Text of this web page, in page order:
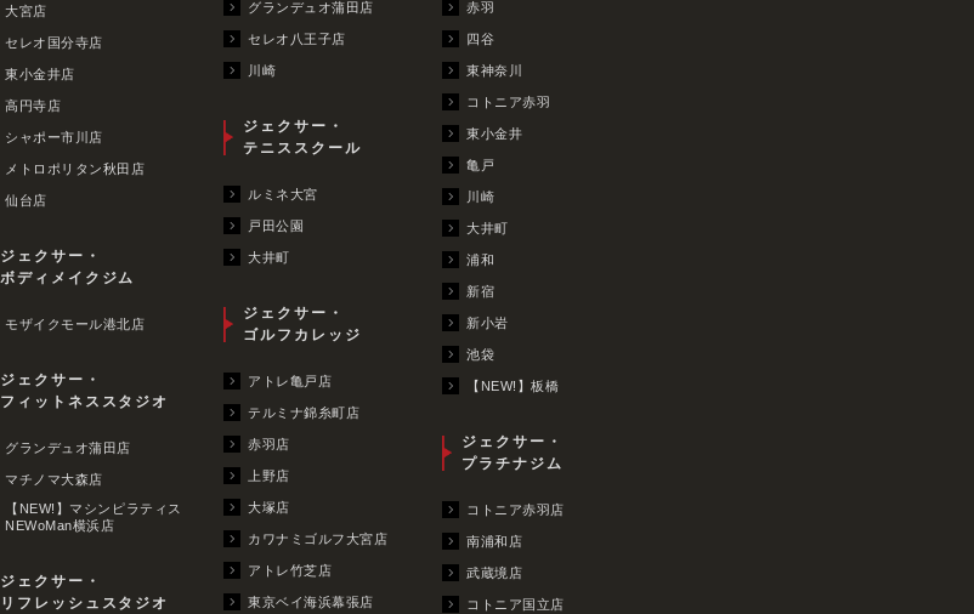
大宮店
セレオ国分寺店
東小金井店
高円寺店
シャポー市川店
メトロポリタン秋田店
仙台店
ジェクサー・
ボディメイクジム
モザイクモール港北店
ジェクサー・
フィットネススタジオ
グランデュオ蒲田店
マチノマ大森店
【NEW!】マシンピラティス
NEWoMan横浜店
ジェクサー・
リフレッシュスタジオ
グランデュオ蒲田店
セレオ八王子店
川崎
ジェクサー・
テニススクール
ルミネ大宮
戸田公園
大井町
ジェクサー・
ゴルフカレッジ
アトレ亀戸店
テルミナ錦糸町店
赤羽店
上野店
大塚店
カワナミゴルフ大宮店
アトレ竹芝店
東京ベイ海浜幕張店
赤羽
四谷
東神奈川
コトニア赤羽
東小金井
亀戸
川崎
大井町
浦和
新宿
新小岩
池袋
【NEW!】板橋
ジェクサー・
プラチナジム
コトニア赤羽店
南浦和店
武蔵境店
コトニア国立店